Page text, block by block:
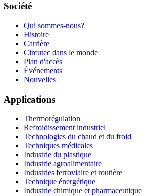
Société
Qui sommes-nous?
Histoire
Carrière
Circutec dans le monde
Plan d'accès
Événements
Nouvelles
Applications
Thermorégulation
Refroidissement industriel
Technologies du chaud et du froid
Techniques médicales
Industrie du plastique
Industrie agroalimentaire
Industries ferroviaire et routière
Technique énergétique
Industrie chimique et pharmaceutique